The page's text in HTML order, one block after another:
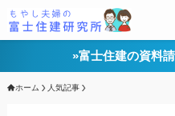
»富士住建の資料
ホーム 人気記事